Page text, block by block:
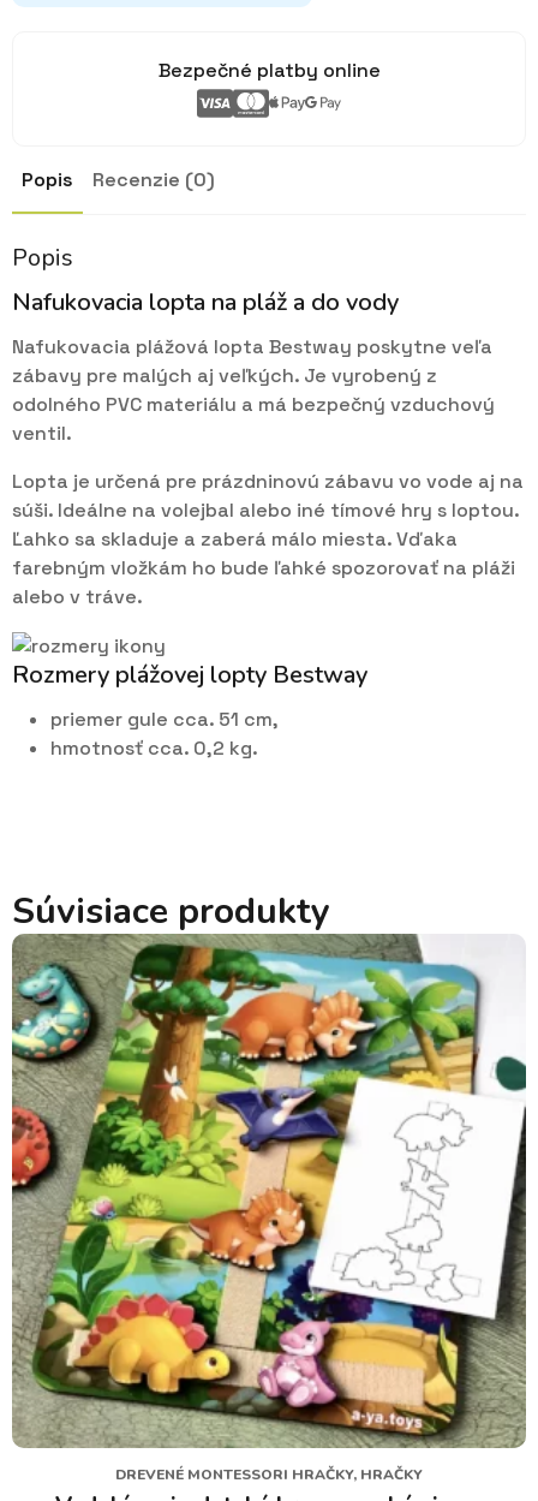
Bezpečné platby online
Popis Recenzie (0)
Popis
Nafukovacia lopta na pláž a do vody
Nafukovacia plážová lopta Bestway poskytne veľa
zábavy pre malých aj veľkých. Je vyrobený z
odolného PVC materiálu a má bezpečný vzduchový
ventil.
Lopta je určená pre prázdninovú zábavu vo vode aj na
súši. Ideálne na volejbal alebo iné tímové hry s loptou.
Ľahko sa skladuje a zaberá málo miesta. Vďaka
farebným vložkám ho bude ľahké spozorovať na pláži
alebo v tráve.
Rozmery plážovej lopty Bestway
priemer gule cca. 51 cm,
hmotnosť cca. 0,2 kg.
Súvisiace produkty
DREVENÉ MONTESSORI HRAČKY, HRAČKY